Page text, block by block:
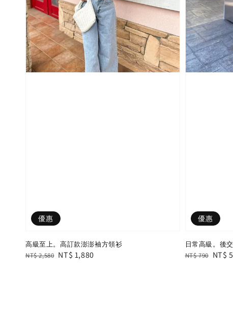
優惠
高級至上。高訂款澎澎袖方領衫
Regular
NT$ 2,580 Sale
NT$ 1,880
優惠
日常高級。後
Regular
NT$ 790 Sale
NT$